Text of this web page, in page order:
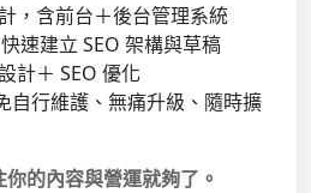
，含前台＋後台管理系統
速建立 SEO 架構與草稿
計＋ SEO 優化
自行維護、無痛升級、隨時擴
的內容與營運就夠了。